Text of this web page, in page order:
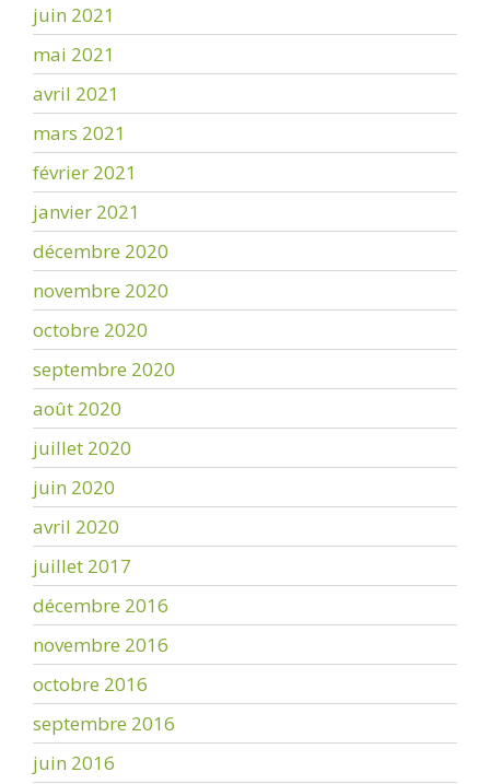
juin 2021
mai 2021
avril 2021
mars 2021
février 2021
janvier 2021
décembre 2020
novembre 2020
octobre 2020
septembre 2020
août 2020
juillet 2020
juin 2020
avril 2020
juillet 2017
décembre 2016
novembre 2016
octobre 2016
septembre 2016
juin 2016